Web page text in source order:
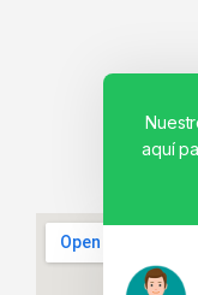
aquí